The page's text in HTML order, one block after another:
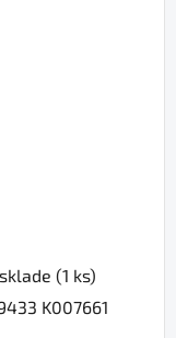
(1 ks)
K007661